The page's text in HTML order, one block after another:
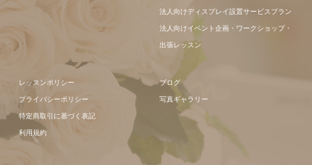
法人向けディスプレイ設置サービスプラン
法人向けイベント企画・ワークショップ・
出張レッスン
レッスンポリシー
プライバシーポリシー
特定商取引に基づく表記
利用規約
ブログ
写真ギャラリー